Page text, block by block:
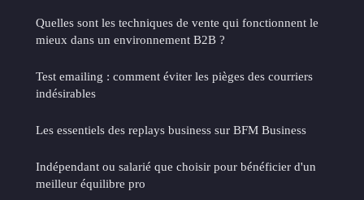
Quelles sont les techniques de vente qui fonctionnent le
mieux dans un environnement B2B ?
Test emailing : comment éviter les pièges des courriers
indésirables
Les essentiels des replays business sur BFM Business
Indépendant ou salarié que choisir pour bénéficier d'un
meilleur équilibre pro